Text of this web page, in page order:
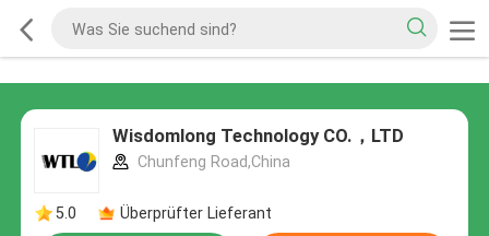
Wisdomlong Technology CO.，LTD
Chunfeng Road,China
5.0 Überprüfter Lieferant